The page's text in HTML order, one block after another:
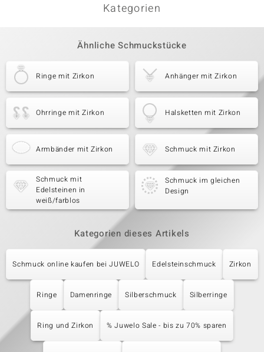
Kategorien
Ähnliche Schmuckstücke
Ringe mit Zirkon Anhänger mit Zirkon
Ohrringe mit Zirkon Halsketten mit Zirkon
Armbänder mit Zirkon Schmuck mit Zirkon
Schmuck mit
Edelsteinen in
weiß/farblos
Schmuck im gleichen
Design
Kategorien dieses Artikels
Schmuck online kaufen bei JUWELO Edelsteinschmuck Zirkon
Ringe Damenringe Silberschmuck Silberringe
Ring und Zirkon % Juwelo Sale - bis zu 70% sparen